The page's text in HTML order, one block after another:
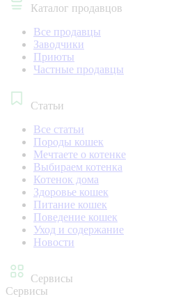
Каталог продавцов
Все продавцы
Заводчики
Приюты
Частные продавцы
Статьи
Все статьи
Породы кошек
Мечтаете о котенке
Выбираем котенка
Котенок дома
Здоровье кошек
Питание кошек
Поведение кошек
Уход и содержание
Новости
Сервисы
Сервисы